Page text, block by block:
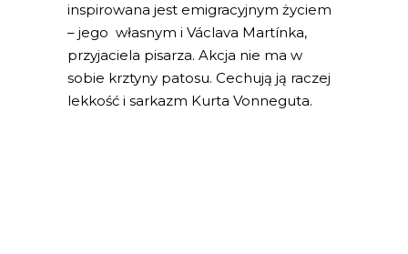
inspirowana jest emigracyjnym życiem
– jego własnym i Václava Martínka,
przyjaciela pisarza. Akcja nie ma w
sobie krztyny patosu. Cechują ją raczej
lekkość i sarkazm Kurta Vonneguta.